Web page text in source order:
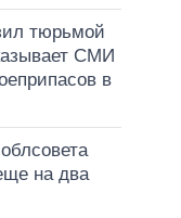
тюрьмой
СМИ
в
на два